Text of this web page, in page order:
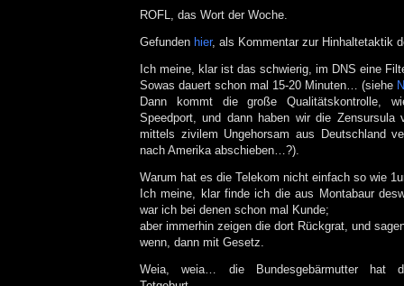
ROFL, das Wort der Woche.
Gefunden hier, als Kommentar zur Hinhaltetaktik
Ich meine, klar ist das schwierig, im DNS eine
Sowas dauert schon mal 15-20 Minuten… (siehe
Dann kommt die große Qualitätskontrolle,
Speedport, und dann haben wir die Zensursula
mittels zivilem Ungehorsam aus Deutschland
nach Amerika abschieben…?).
Warum hat es die Telekom nicht einfach so wie
Ich meine, klar finde ich die aus Montabaur
war ich bei denen schon mal Kunde;
aber immerhin zeigen die dort Rückgrat, und
wenn, dann mit Gesetz.
Weia, weia… die Bundesgebärmutter hat